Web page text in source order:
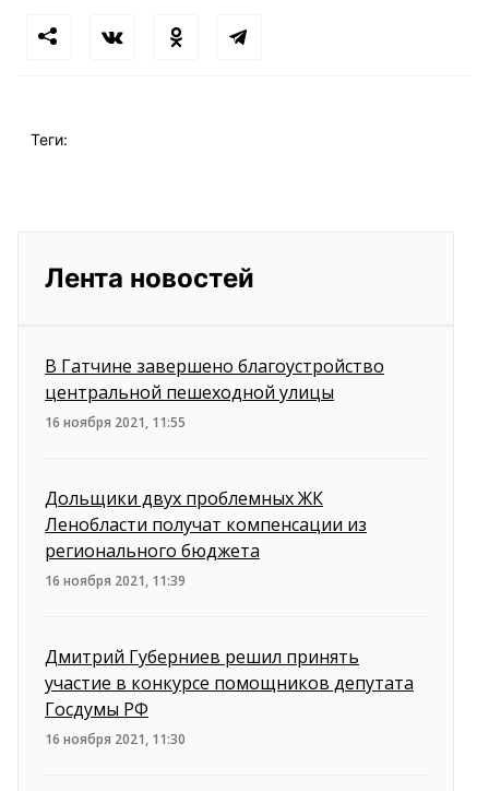
Теги:
Лента новостей
В Гатчине завершено благоустройство
центральной пешеходной улицы
16 ноября 2021, 11:55
Дольщики двух проблемных ЖК
Ленобласти получат компенсации из
регионального бюджета
16 ноября 2021, 11:39
Дмитрий Губерниев решил принять
участие в конкурсе помощников депутата
Госдумы РФ
16 ноября 2021, 11:30